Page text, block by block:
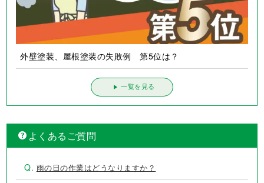
外壁塗装、屋根塗装の失敗例 第5位は？
一覧を見る
よくあるご質問
Q. 雨の日の作業はどうなりますか？